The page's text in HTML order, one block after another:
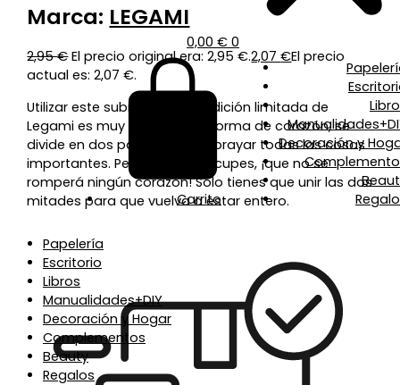
0,00 € 0
Carrito
Decoración y
Papelería
Escritorio
Libros
Manualidades+DIY
Decoración y Hogar
Complementos
Beauty
Regalos
Marca: LEGAMI
2,95€ El precio original era: 2,95 €.2,07€El precio
actual es: 2,07 €.
Utilizar este subrayador de edición limitada de
Legami es muy fácil: con su forma de corazón, se
divide en dos partes para subrayar todas las cosas
importantes. Pero no te preocupes, ¡que no se
romperá ningún corazón! Solo tienes que unir las dos
mitades para que vuelva a estar entero.